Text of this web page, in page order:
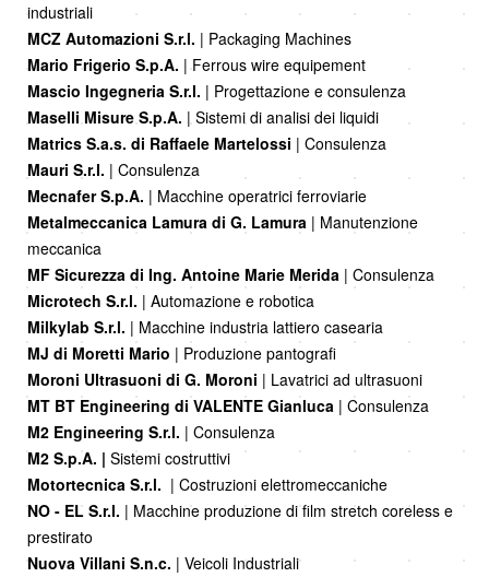
industriali
MCZ Automazioni S.r.l. | Packaging Machines
Mario Frigerio S.p.A. | Ferrous wire equipement
Mascio Ingegneria S.r.l. | Progettazione e consulenza
Maselli Misure S.p.A. | Sistemi di analisi dei liquidi
Matrics S.a.s. di Raffaele Martelossi | Consulenza
Mauri S.r.l. | Consulenza
Mecnafer S.p.A. | Macchine operatrici ferroviarie
Metalmeccanica Lamura di G. Lamura | Manutenzione
meccanica
MF Sicurezza di Ing. Antoine Marie Merida | Consulenza
Microtech S.r.l. | Automazione e robotica
Milkylab S.r.l. | Macchine industria lattiero casearia
MJ di Moretti Mario | Produzione pantografi
Moroni Ultrasuoni di G. Moroni | Lavatrici ad ultrasuoni
MT BT Engineering di VALENTE Gianluca | Consulenza
M2 Engineering S.r.l. | Consulenza
M2 S.p.A. | Sistemi costruttivi
Motortecnica S.r.l. | Costruzioni elettromeccaniche
NO - EL S.r.l. | Macchine produzione di film stretch coreless e
prestirato
Nuova Villani S.n.c. | Veicoli Industriali